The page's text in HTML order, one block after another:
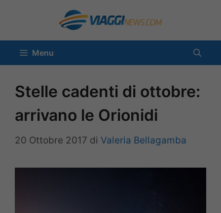
contenuto
Menu
Stelle cadenti di ottobre:
arrivano le Orionidi
20 Ottobre 2017 di Valeria Bellagamba